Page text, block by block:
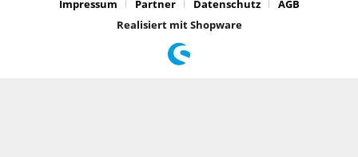
Impressum
Partner Datenschutz
AGB
Realisiert mit Shopware